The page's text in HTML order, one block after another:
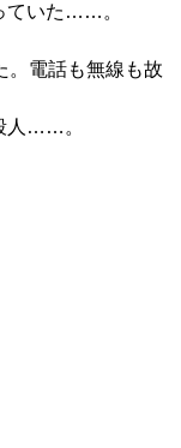
ていた……。
電話も無線も故
人……。